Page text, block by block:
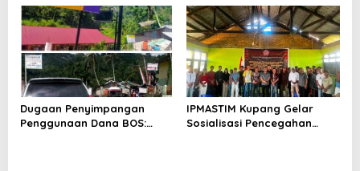
Tua Meneruskan ke Ranah
Hukum”
Dugaan Penyimpangan
Penggunaan Dana BOS:
IPMASTIM Kupang Gelar
Sosialisasi Pencegahan